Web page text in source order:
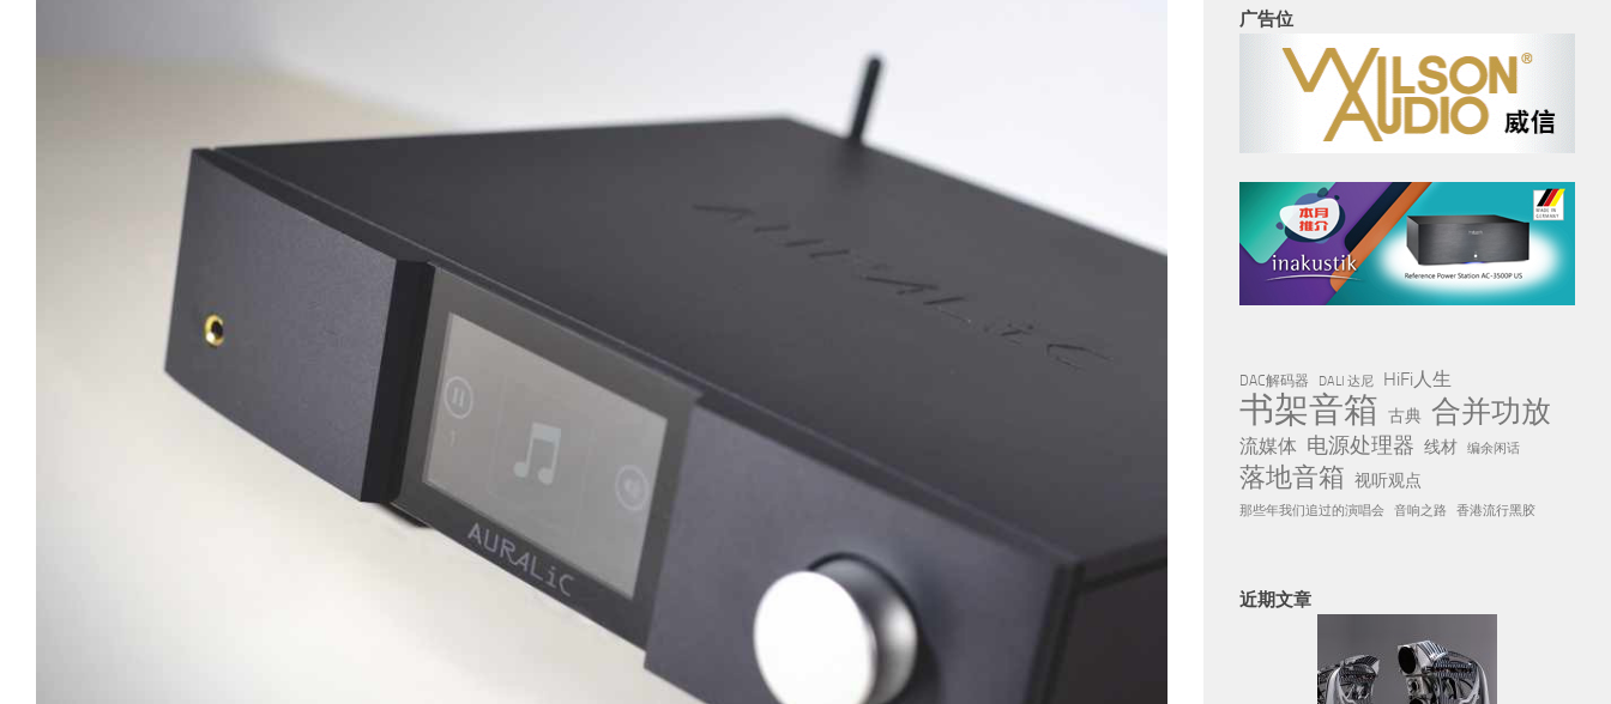
广告位
DAC解码器 DALI 达尼 HiFi人生
书架音箱 古典 合并功放
流媒体 电源处理器 线材 编余闲话
落地音箱 视听观点
那些年我们追过的演唱会 音响之路 香港流行黑胶
近期文章